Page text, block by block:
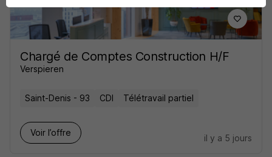
Chargé de Comptes Construction H/F
Verspieren
Saint-Denis - 93 CDI Télétravail partiel
Voir l’offre
il y a 5 jours